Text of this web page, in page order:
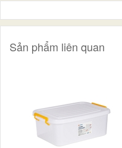
Sản phẩm liên quan